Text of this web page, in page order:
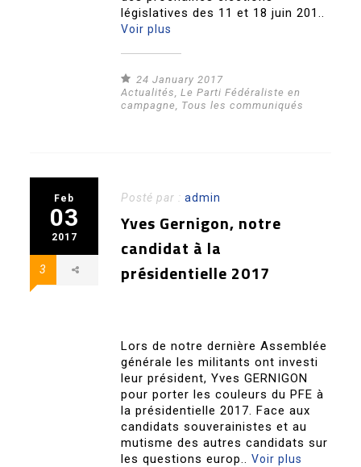
législatives des 11 et 18 juin 201..
Voir plus
24 January 2017
Actualités ,Le Parti Fédéraliste en
campagne
Tous les communiqués
Feb
03
2017
3
Posté par :admin
Yves Gernigon, notre
candidat à la
présidentielle 2017
Lors de notre dernière Assemblée
générale les militants ont investi
leur président, Yves GERNIGON
pour porter les couleurs du PFE à
la présidentielle 2017. Face aux
candidats souverainistes et au
mutisme des autres candidats sur
les questions europ..Voir plus